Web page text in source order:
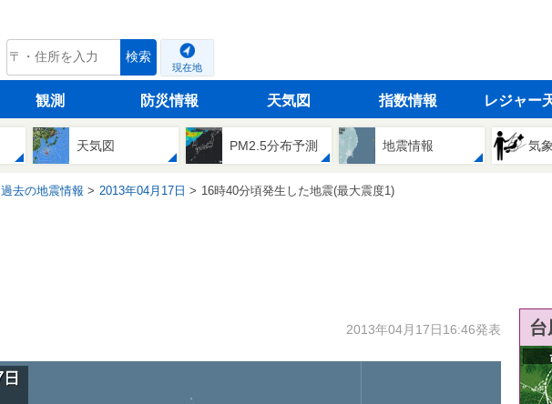
tenki.jp 検索
現在地
観測 防災情報 天気図 指数情報 レジャー
天気図 PM2.5分布予測 地震情報 気
過去の地震情報 2013年04月17日 16時40分頃発生した地震(最大震度1)
2013年04月17日16:46発表